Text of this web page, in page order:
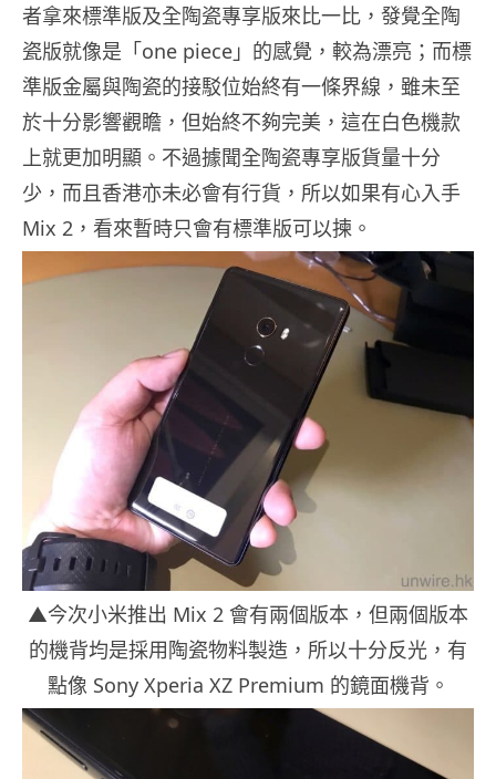
者拿來標準版及全陶瓷專享版來比一比，發覺全陶
瓷版就像是「one piece」的感覺，較為漂亮；而標
準版金屬與陶瓷的接駁位始終有一條界線，雖未至
於十分影響觀瞻，但始終不夠完美，這在白色機款
上就更加明顯。不過據聞全陶瓷專享版貨量十分
少，而且香港亦未必會有行貨，所以如果有心入手
Mix 2，看來暫時只會有標準版可以揀。
▲今次小米推出 Mix 2 會有兩個版本，但兩個版本
的機背均是採用陶瓷物料製造，所以十分反光，有
點像 Sony Xperia XZ Premium 的鏡面機背。